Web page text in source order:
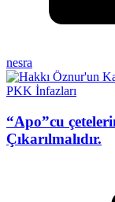
nesra
PKK İnfazları
“Apo”cu
Çıkarılmalıdır.